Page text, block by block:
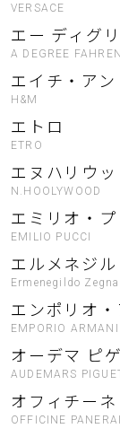
VERSACE
エー ディグ
A DEGREE
エイチ・アン
H&M
エトロ
ETRO
エヌハリウッ
N.HOOLYWOOD
エミリオ・プ
EMILIO PUCCI
エルメネジ
Ermenegildo Zegna
エンポリオ
EMPORIO ARMANI
オーデマ ピゲ
AUDEMARS
オフィチー
OFFICINE PANERAI